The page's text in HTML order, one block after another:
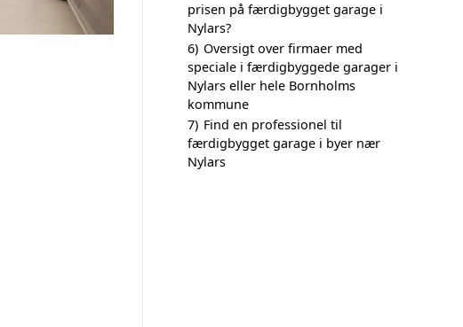
prisen på færdigbygget garage i
Nylars?
6) Oversigt over firmaer med
speciale i færdigbyggede garager i
Nylars eller hele Bornholms
kommune
7) Find en professionel til
færdigbygget garage i byer nær
Nylars